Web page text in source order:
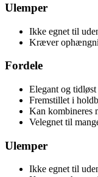
Ulemper
Ikke egnet til
Kræver
Fordele
Elegant og tidløst
Fremstillet i
Kan kombineres
Velegnet til
Ulemper
Ikke egnet til